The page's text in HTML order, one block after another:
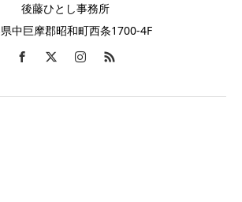
後藤ひとし事務所
中巨摩郡昭和町西条1700-4F